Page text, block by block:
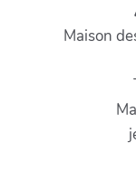
Maison